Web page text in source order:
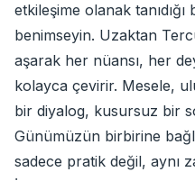
etkileşime olanak
benimseyin. Uzaktan
aşarak her nüansı, her
kolayca çevirir. Mesele,
bir diyalog, kusursuz bir
Günümüzün birbirine
sadece pratik değil, aynı